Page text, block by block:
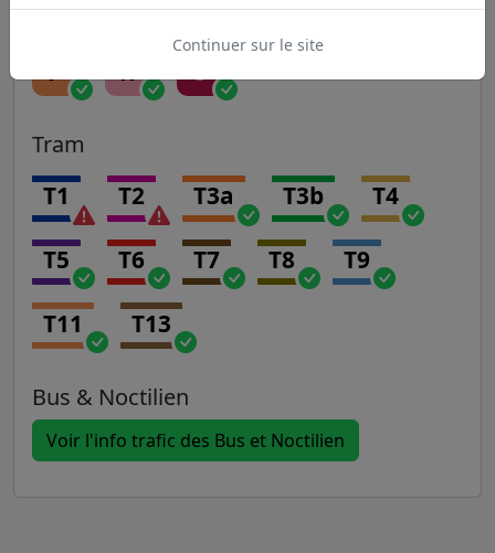
H J K L N
P R U
Tram
T1 T2 T3a T3b T4
T5 T6 T7 T8 T9
T11 T13
Bus & Noctilien
Voir l'info trafic des Bus et Noctilien
Continuer sur le site